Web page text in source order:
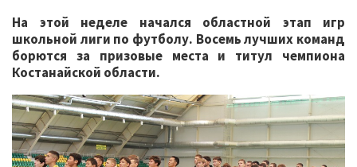
На этой неделе начался областной этап игр
школьной лиги по футболу. Восемь лучших команд
борются за призовые места и титул чемпиона
Костанайской области.